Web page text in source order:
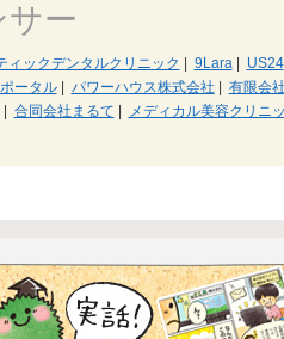
ー
ィックデンタルクリニック 9Lara| US24|
ータル| パワーハウス株式会社 有限会
合同会社まるて メディカル美容クリニ